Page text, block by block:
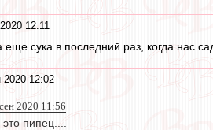
12:11
еще сука в последний раз, когда нас
2020 12:02
2020 11:56
пипец....